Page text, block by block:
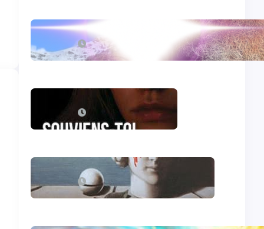
L’hydroxychloroquine
décembre 29, 2025
Souviens-toi, Sydney
décembre 29, 2025
Le génocide vendéen
juillet 7, 2025